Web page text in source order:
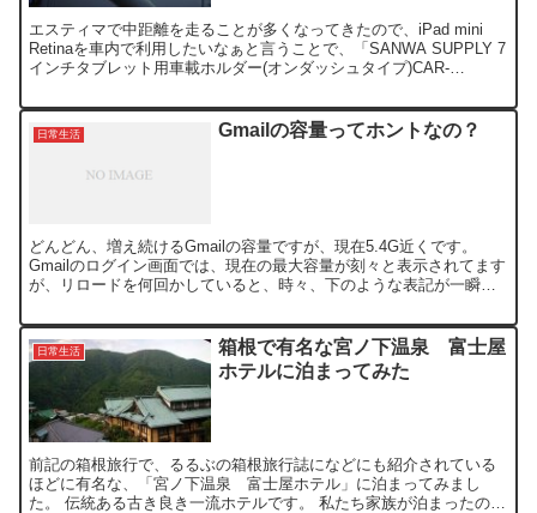
エスティマで中距離を走ることが多くなってきたので、iPad mini
Retinaを車内で利用したいなぁと言うことで、「SANWA SUPPLY 7
インチタブレット用車載ホルダー(オンダッシュタイプ)CAR-
日常生活 Gmailの容量ってホントなの？
どんどん、増え続けるGmailの容量ですが、現在5.4G近くです。
Gmailのログイン画面では、現在の最大容量が刻々と表示されてます
が、リロードを何回かしていると、時々、下のような表記が一瞬、
日常生活
箱根で有名な宮ノ下温泉 富士屋
ホテルに泊まってみた
前記の箱根旅行で、るるぶの箱根旅行誌になどにも紹介されている
ほどに有名な、「宮ノ下温泉 富士屋ホテル」に泊まってみまし
た。 伝統ある古き良き一流ホテルです。 私たち家族が泊まったの